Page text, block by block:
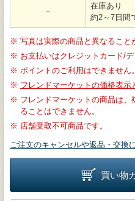
－
在庫あり
約2～7日間
※ 写真は実際の商品と異なること
※ お支払いはクレジットカード/
※ ポイントのご利用はできません。
※ フレンドマーケットの価格表示
※ フレンドマーケットの商品は
ることはできません。
※ 店舗受取不可商品です。
ご注文のキャンセルや返品・交換
買い物